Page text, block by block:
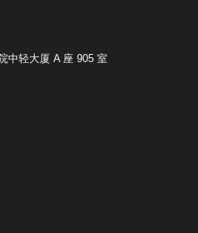
中轻大厦 A 座 905 室